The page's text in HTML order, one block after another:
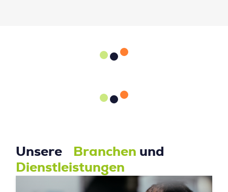
Unsere Branchen und
Dienstleistungen